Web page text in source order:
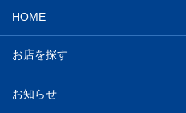
HOME
お店を探す
お知らせ